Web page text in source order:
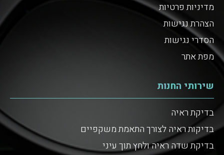
מדיניות פרטיות
הצהרת נגישות
הסדרי נגישות
מפת אתר
שירותי החנות
בדיקת ראיה
בדיקות ראיה לצורך התאמת משקפיים
בדיקת שדה ראיה ולחץ תוך עיני